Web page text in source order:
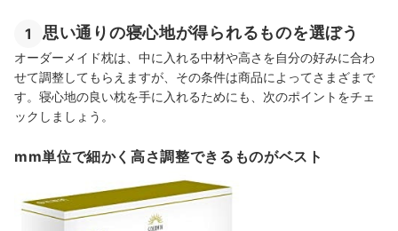
1 思い通りの寝心地が得られるものを選ぼう
オーダーメイド枕は、中に入れる中材や高さを自分の好みに合わ
せて調整してもらえますが、その条件は商品によってさまざまで
す。寝心地の良い枕を手に入れるためにも、次のポイントをチェ
ックしましょう。
mm単位で細かく高さ調整できるものがベスト